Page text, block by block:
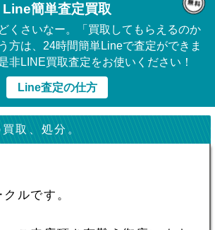
Line簡単査定買取
くさいなー。「買取してもらえるのか
方は、24時間簡単Lineで査定ができま
非LINE買取査定をお使いください！
Line査定の仕方
取、処分。
ルです。